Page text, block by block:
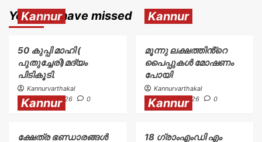
You may have missed
Kannur
50 കുപ്പി മാഹി (
പുതുച്ചേരി)മദ്യം
പിടികൂടി.
Kannurvarthakal
August 7, 2026
0
Kannur
മൂന്നു ലക്ഷത്തിൻ്റെ
പൈപ്പുകൾ മോഷണം
പോയി
Kannurvarthakal
August 7, 2026
0
Kannur
ക്ഷേത്ര ഭണ്ഡാരങ്ങൾ
Kannur
18 ഗ്രാംഎംഡി എം